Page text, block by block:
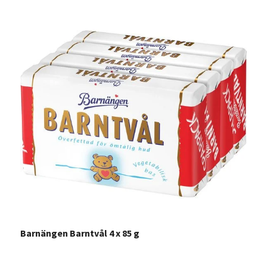
Barnängen Barntvål 4 x 85 g